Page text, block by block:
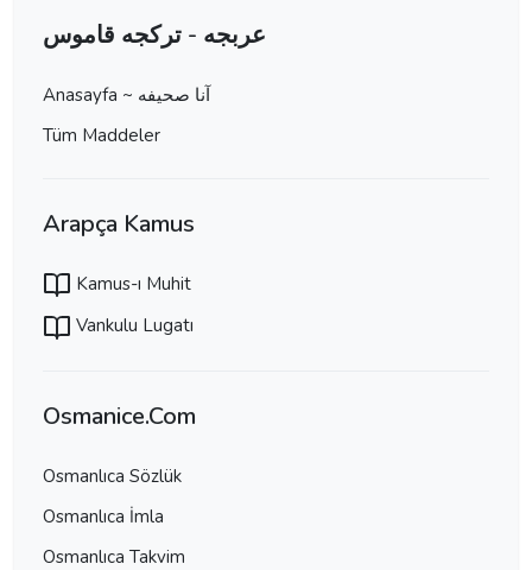
عربجه - تركجه قاموس
Anasayfa ~ آنا صحيفه
Tüm Maddeler
Arapça Kamus
Kamus-ı Muhit
Vankulu Lugatı
Osmanice.Com
Osmanlıca Sözlük
Osmanlıca İmla
Osmanlıca Takvim